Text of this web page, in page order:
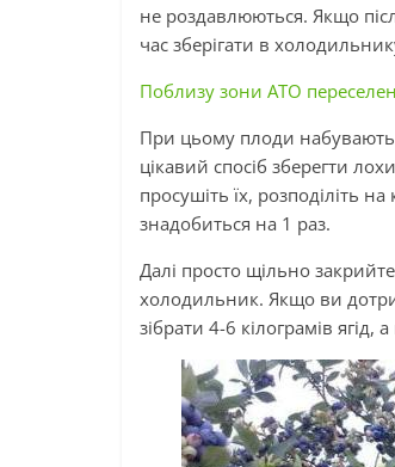
не роздавлюються. Якщо
час зберігати в
Поблизу зони АТО
При цьому плоди
цікавий спосіб зберегти
просушіть їх, розподіліть
знадобиться на 1 раз.
Далі просто щільно
холодильник. Якщо ви
зібрати 4-6 кілограмів